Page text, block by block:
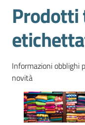
Gestire
Impresa
Promuovere
Impresa
territorio
Prodotti
Informazioni obblighi
novità